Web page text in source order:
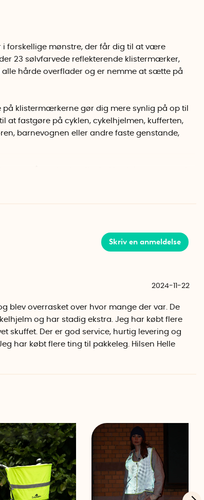
forskellige mønstre, der får dig til at være
23 sølvfarvede reflekterende klistermærker,
hårde overflader og er nemme at sætte på
klistermærkerne gør dig mere synlig på op til
at fastgøre på cyklen, cykelhjelmen, kufferten,
barnevognen eller andre faste genstande,
dog ikke bruges på bløde stoffer eller tøj, der
former af de reflekterende klistermærker.
der passer på kuffert, rollator og kørestol.
perfekt til at sætte på hjelmen, fælgen eller
og sørg for, at overfladen er tørret, inden
Skriv en anmeldelse
2024-11-22
blev overrasket over hvor mange der var. De
og har stadig ekstra. Jeg har købt flere
skuffet. Der er god service, hurtig levering og
har købt flere ting til pakkeleg. Hilsen Helle